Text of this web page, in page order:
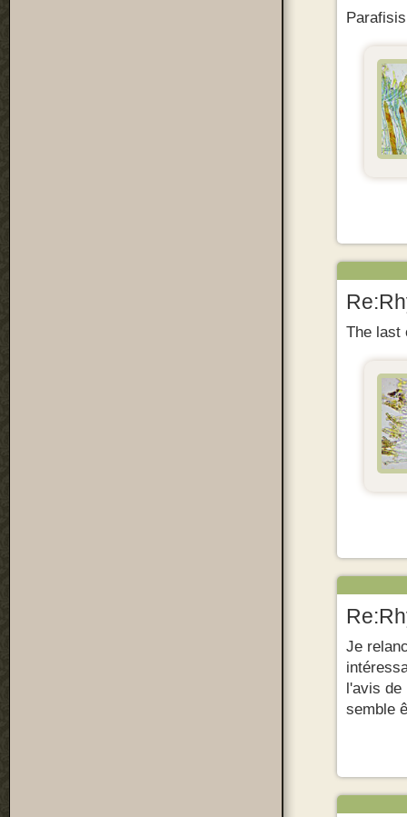
The last
Je
l'avis de
semble